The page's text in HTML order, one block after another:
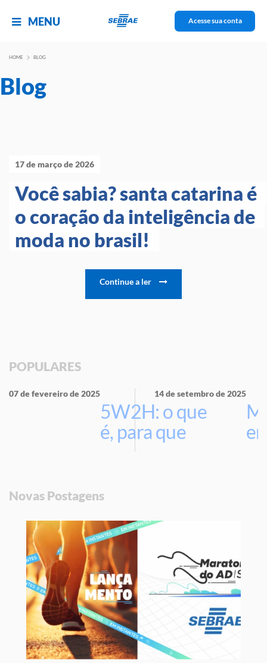
MENU Acesse sua conta
HOME BLOG
Blog
17 de março de 2026
Você sabia? santa catarina é
o coração da inteligência de
moda no brasil!
Continue a ler
POPULARES
07 de fevereiro de 2025
5W2H: o que
é, para que
serve e por
sua empresa
14 de setembro de 2025
Novas Postagens